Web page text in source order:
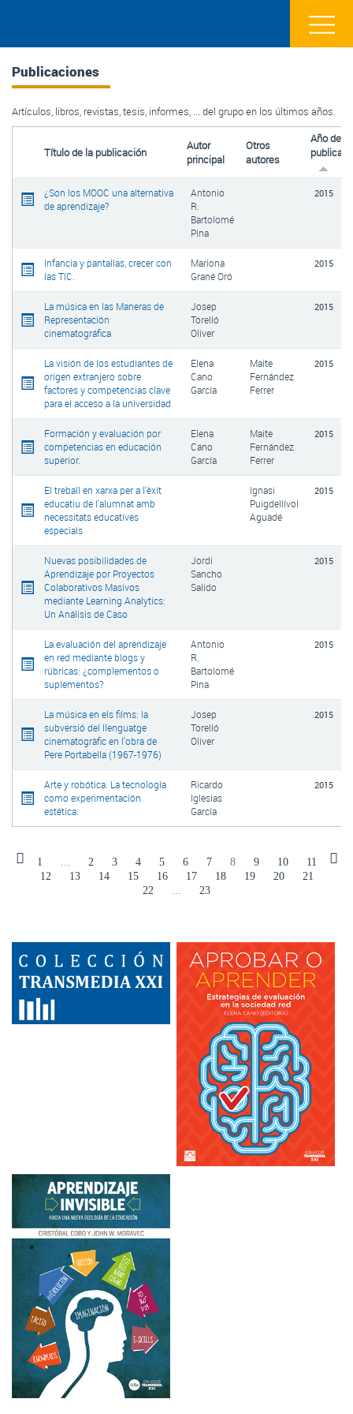
Publicaciones
Artículos, libros, revistas, tesis, informes, ... del grupo en los últimos años.
Título de la publicación
Autor
principal
Otros
autores
Año de
¿Son los MOOC una alternativa
de aprendizaje?
Antonio
R.
Bartolomé
Pina
2015
Infancia y pantallas, crecer con
las TIC.
Mariona
Grané Oró
2015
La música en las Maneras de
Representación
cinematográfica
Josep
Torelló
Oliver
2015
La visión de los estudiantes de
origen extranjero sobre
factores y competencias clave
para el acceso a la universidad
Elena
Cano
García
Maite
Fernández
Ferrer
2015
Formación y evaluación por
competencias en educación
superior.
Elena
Cano
García
Maite
Fernández
Ferrer
2015
El treball en xarxa per a l'èxit
educatiu de l'alumnat amb
necessitats educatives
especials
Ignasi
Puigdellívol
Aguadé
2015
Nuevas posibilidades de
Aprendizaje por Proyectos
Colaborativos Masivos
mediante Learning Analytics:
Un Análisis de Caso
Jordi
Sancho
Salido
2015
La evaluación del aprendizaje
en red mediante blogs y
rúbricas: ¿complementos o
suplementos?
Antonio
R.
Bartolomé
Pina
2015
La música en els films: la
subversió del llenguatge
cinematogràfic en l'obra de
Pere Portabella (1967-1976)
Josep
Torelló
Oliver
2015
Arte y robótica. La tecnología
como experimentación
estética.
Ricardo
Iglesias
García
2015
1 ... 2 3 4 5 6 7 8 9 10
11
12
13 14 15 16 17 18 19 20
21
22
... 23